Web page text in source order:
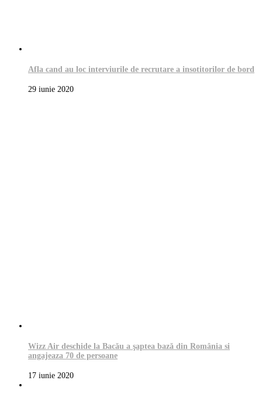
Afla cand au loc interviurile de recrutare a insotitorilor de bord
29 iunie 2020
Wizz Air deschide la Bacău a şaptea bază din România si
angajeaza 70 de persoane
17 iunie 2020